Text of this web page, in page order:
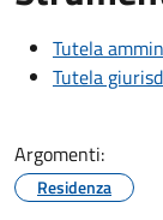
Tutela
Tutela
Argomenti:
Residenza